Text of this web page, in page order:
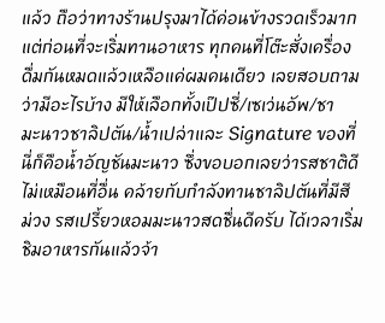
แล้ว ถือว่าทางร้านปรุงมาได้ค่อนข้างรวดเร็วมาก
แต่ก่อนที่จะเริ่มทานอาหาร ทุกคนที่โต๊ะสั่งเครื่อง
ดื่มกันหมดแล้วเหลือแค่ผมคนเดียว เลยสอบถาม
ว่ามีอะไรบ้าง มีให้เลือกทั้งเป๊ปซี่/เซเว่นอัพ/ชา
มะนาวชาลิปตัน/น้ำเปล่าและ Signature ของที่
นี่ก็คือน้ำอัญชันมะนาว ซึ่งขอบอกเลยว่ารสชาติดี
ไม่เหมือนที่อื่น คล้ายกับกำลังทานชาลิปตันที่มีสี
ม่วง รสเปรี้ยวหอมมะนาวสดชื่นดีครับ ได้เวลาเริ่ม
ชิมอาหารกันแล้วจ้า